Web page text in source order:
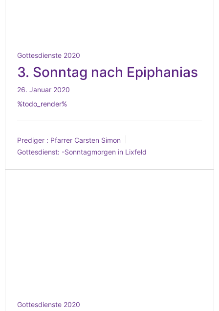
Gottesdienste 2020
3. Sonntag nach Epiphanias
26. Januar 2020
%todo_render%
Prediger : Pfarrer Carsten Simon
Gottesdienst: -Sonntagmorgen in Lixfeld
Gottesdienste 2020